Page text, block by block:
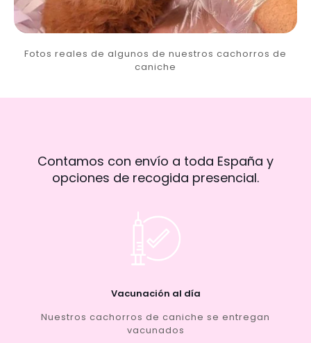
Fotos reales de algunos de nuestros cachorros de
caniche
Contamos con envío a toda España y
opciones de recogida presencial.
Vacunación al día
Nuestros cachorros de caniche se entregan
vacunados